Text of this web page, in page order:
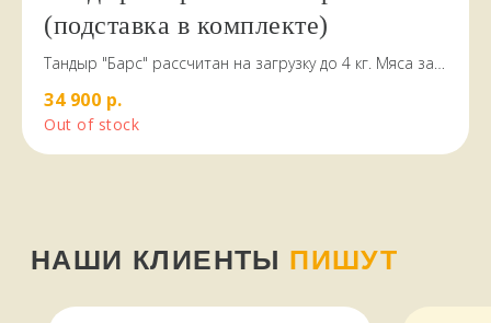
(подставка в комплекте)
Тандыр "Барс" рассчитан на загрузку до 4 кг. Мяса за
34 900 р.
Out of stock
Всё, что есть на сайте, есть в наличии